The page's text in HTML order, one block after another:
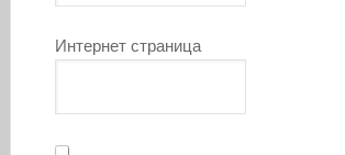
Интернет страница